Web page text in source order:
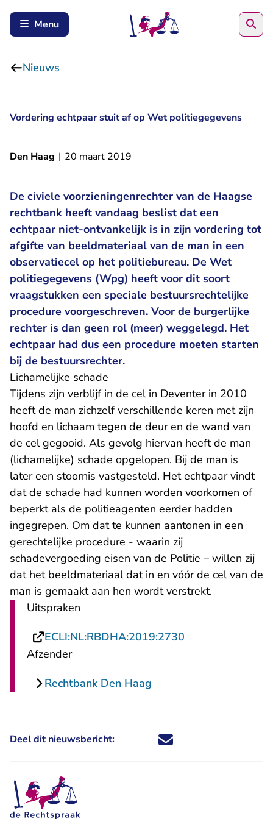
Menu
Nieuws
Vordering echtpaar stuit af op Wet politiegegevens
Den Haag | 20 maart 2019
De civiele voorzieningenrechter van de Haagse
rechtbank heeft vandaag beslist dat een
echtpaar niet-ontvankelijk is in zijn vordering tot
afgifte van beeldmateriaal van de man in een
observatiecel op het politiebureau. De Wet
politiegegevens (Wpg) heeft voor dit soort
vraagstukken een speciale bestuursrechtelijke
procedure voorgeschreven. Voor de burgerlijke
rechter is dan geen rol (meer) weggelegd. Het
echtpaar had dus een procedure moeten starten
bij de bestuursrechter.
Lichamelijke schade
Tijdens zijn verblijf in de cel in Deventer in 2010
heeft de man zichzelf verschillende keren met zijn
hoofd en lichaam tegen de deur en de wand van
de cel gegooid. Als gevolg hiervan heeft de man
(lichamelijke) schade opgelopen. Bij de man is
later een stoornis vastgesteld. Het echtpaar vindt
dat de schade had kunnen worden voorkomen of
beperkt als de politieagenten eerder hadden
ingegrepen. Om dat te kunnen aantonen in een
gerechtelijke procedure - waarin zij
schadevergoeding eisen van de Politie – willen zij
dat het beeldmateriaal dat in en vóór de cel van de
man is gemaakt aan hen wordt verstrekt.
Uitspraken
ECLI:NL:RBDHA:2019:2730
Afzender
Rechtbank Den Haag
Deel dit nieuwsbericht: Deel dit nieuwsbericht via X -
Deel dit nieuwsbericht via
Deel dit nieuwsbericht
Deel dit